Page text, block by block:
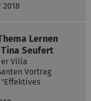
Lernen
Seufert
Villa
Vortrag
"Effektives